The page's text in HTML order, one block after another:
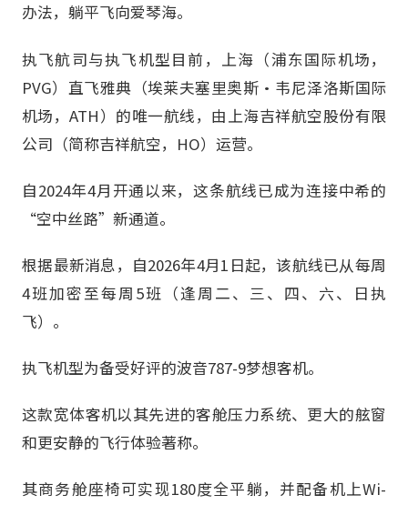
办法，躺平飞向爱琴海。
执飞航司与执飞机型目前，上海（浦东国际机场，
PVG）直飞雅典（埃莱夫塞里奥斯·韦尼泽洛斯国际
机场，ATH）的唯一航线，由上海吉祥航空股份有限
公司（简称吉祥航空，HO）运营。
自2024年4月开通以来，这条航线已成为连接中希的
“空中丝路”新通道。
根据最新消息，自2026年4月1日起，该航线已从每周
4班加密至每周5班（逢周二、三、四、六、日执
飞）。
执飞机型为备受好评的波音787-9梦想客机。
这款宽体客机以其先进的客舱压力系统、更大的舷窗
和更安静的飞行体验著称。
其商务舱座椅可实现180度全平躺，并配备机上Wi-